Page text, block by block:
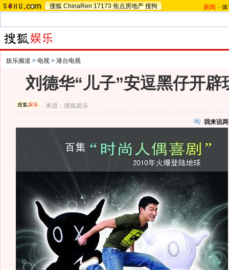
搜狐 ChinaRen 17173 焦点房地产 搜狗 新闻 -
娱乐频道 > 电视 > 港台电视
刘德华“儿子”安逗黑仔开辟
来源：搜狐娱乐
我来说